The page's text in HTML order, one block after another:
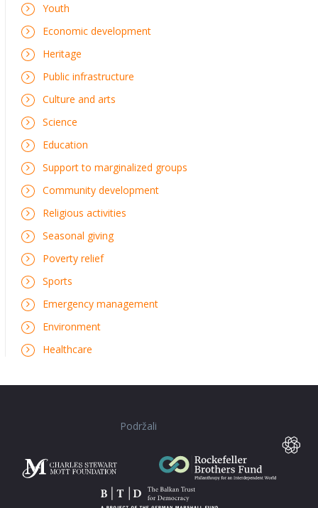
Youth
Economic development
Heritage
Public infrastructure
Culture and arts
Science
Education
Support to marginalized groups
Community development
Religious activities
Seasonal giving
Poverty relief
Sports
Emergency management
Environment
Healthcare
Podržali